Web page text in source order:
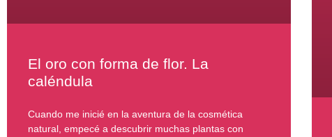
El oro con forma de flor. La
caléndula
Cuando me inicié en la aventura de la cosmética
natural, empecé a descubrir muchas plantas con